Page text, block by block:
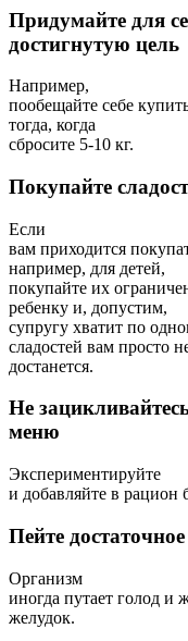
Придумайте для
достигнутую цель
Например,
пообещайте себе
тогда, когда
сбросите 5-10 кг.
Покупайте
Если
вам приходится
например, для детей,
покупайте их
ребенку и, допустим,
супругу хватит по
сладостей вам просто
достанется.
Не
меню
Экспериментируйте
и добавляйте в
Пейте
Организм
иногда путает голод и
желудок.